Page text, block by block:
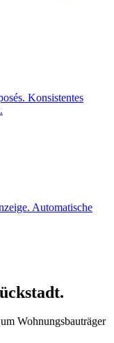
Konsistentes
Automatische
Wohnungsbauträger